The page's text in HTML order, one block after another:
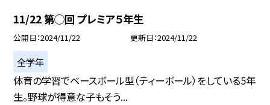
11/22 第◯回 プレミア５年生
公開日 2024/11/22 更新日 2024/11/22
全学年
体育の学習でベースボール型（ティーボール）をしている5年
生。野球が得意な子もそう...